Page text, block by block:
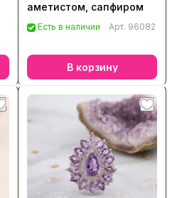
аметистом, сапфиром
Есть в наличии Арт. 96082
В корзину